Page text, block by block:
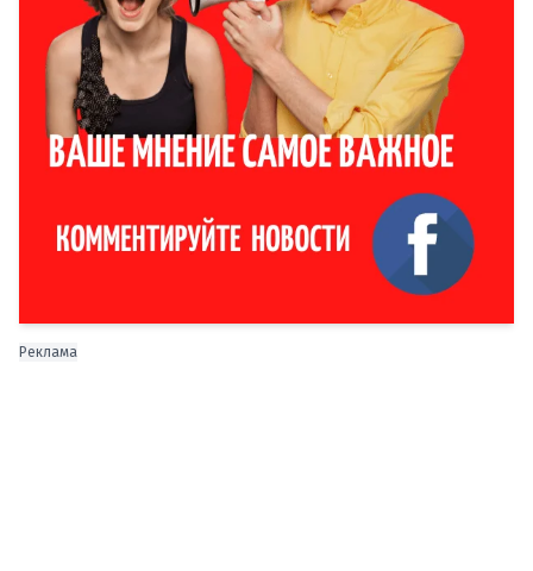
Реклама